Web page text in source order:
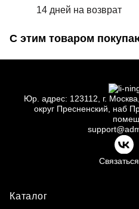
14 дней на возврат
С этим товаром
Юр. адрес: 123112, г.
округ Пресненский, наб
помещ.
Каталог